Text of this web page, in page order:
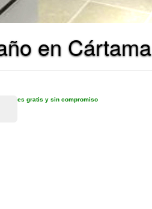
en Cártama
es gratis y sin compromiso